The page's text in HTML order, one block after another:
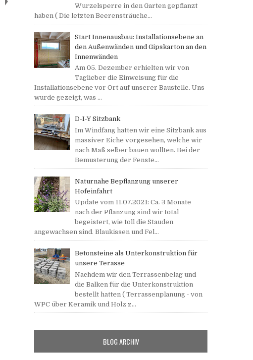
Wurzelsperre in den Garten gepflanzt
haben ( Die letzten Beerensträuche...
Start Innenausbau: Installationsebene an
den Außenwänden und Gipskarton an den
Innenwänden
Am 05. Dezember erhielten wir von
Taglieber die Einweisung für die
Installationsebene vor Ort auf unserer Baustelle. Uns
wurde gezeigt, was ...
D-I-Y Sitzbank
Im Windfang hatten wir eine Sitzbank aus
massiver Eiche vorgesehen, welche wir
nach Maß selber bauen wollten. Bei der
Bemusterung der Fenste...
Naturnahe Bepflanzung unserer
Hofeinfahrt
Update vom 11.07.2021: Ca. 3 Monate
nach der Pflanzung sind wir total
begeistert, wie toll die Stauden
angewachsen sind. Blaukissen und Fel...
Betonsteine als Unterkonstruktion für
unsere Terasse
Nachdem wir den Terrassenbelag und
die Balken für die Unterkonstruktion
bestellt hatten ( Terrassenplanung - von
WPC über Keramik und Holz z...
BLOG ARCHIV